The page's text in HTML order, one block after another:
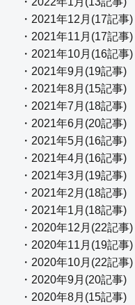
・2021年12月(17記事)
・2021年11月(17記事)
・2021年10月(16記事)
・2021年9月(19記事)
・2021年8月(15記事)
・2021年7月(18記事)
・2021年6月(20記事)
・2021年5月(16記事)
・2021年4月(16記事)
・2021年3月(19記事)
・2021年2月(18記事)
・2021年1月(18記事)
・2020年12月(22記事)
・2020年11月(19記事)
・2020年10月(22記事)
・2020年9月(20記事)
・2020年8月(15記事)